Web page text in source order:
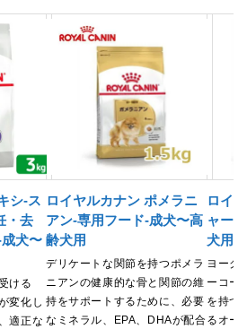
シ-ス
・去
犬〜
ける
変化し
適正な
ロイヤルカナン ポメラニ
アン-専用フード-成犬〜高
齢犬用
デリケートな関節を持つポメラ
ニアンの健康的な骨と関節の維
持をサポートするために、必要
なミネラル、EPA、DHAが配合
ロイ
ャー
犬用
ヨーク
ーコー
を持つ
るオー